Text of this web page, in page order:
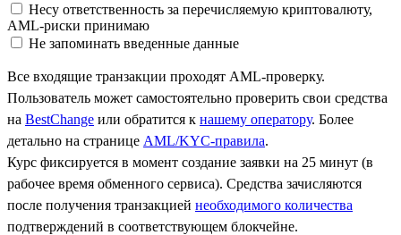
Несу ответственность за перечисляемую криптовалюту,
AML-риски принимаю
Не запоминать введенные данные
Все входящие транзакции проходят AML-проверку.
Пользователь может самостоятельно проверить свои средства
на BestChange или обратится к нашему оператору. Более
детально на странице AML/KYC-правила.
Курс фиксируется в момент создание заявки на 25 минут (в
рабочее время обменного сервиса). Средства зачисляются
после получения транзакцией необходимого количества
подтверждений в соответствующем блокчейне.